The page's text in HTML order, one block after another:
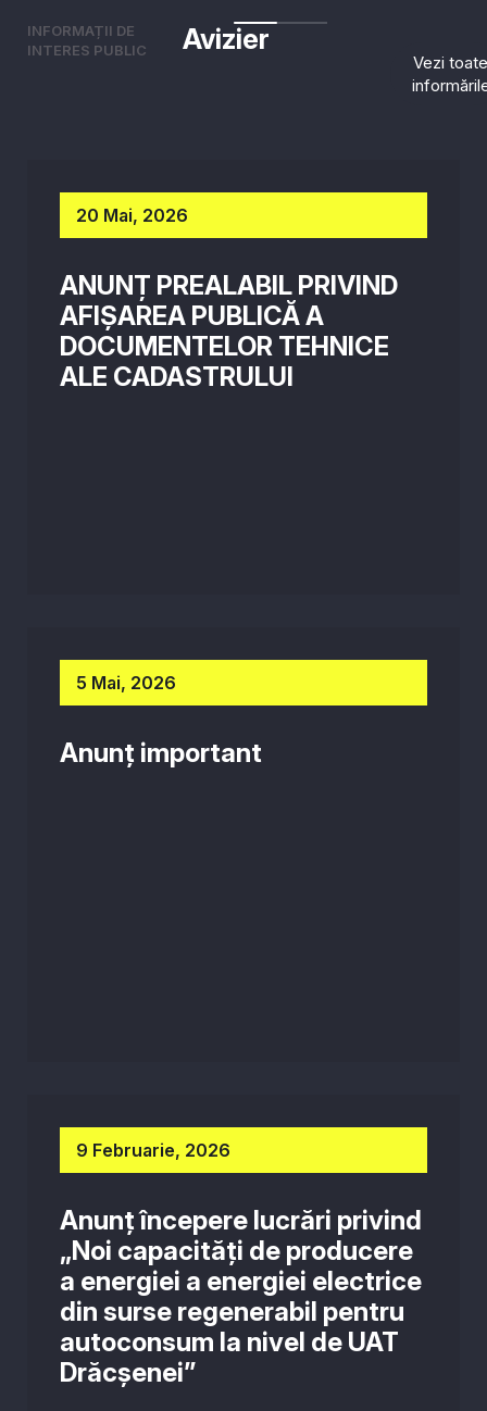
INFORMAȚII DE
INTERES PUBLIC
Avizier
Vezi
20 Mai, 2026
ANUNȚ PREALABIL PRIVIND
AFIȘAREA PUBLICĂ A
DOCUMENTELOR TEHNICE
ALE CADASTRULUI
5 Mai, 2026
Anunț important
9 Februarie, 2026
Anunț începere lucrări privind
„Noi capacități de producere
a energiei a energiei electrice
din surse regenerabil pentru
autoconsum la nivel de UAT
Drăcșenei”